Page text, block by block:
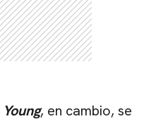
, en cambio, se